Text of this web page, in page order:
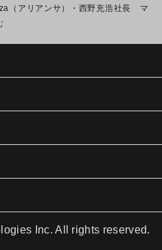
（アリアンサ）・西野充浩社長 マ
Inc. All rights reserved.